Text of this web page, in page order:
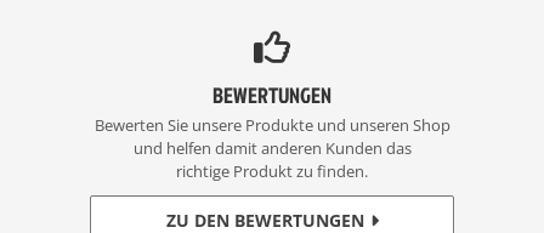
BEWERTUNGEN
Bewerten Sie unsere Produkte und unseren Shop
und helfen damit anderen Kunden das
richtige Produkt zu finden.
ZU DEN BEWERTUNGEN